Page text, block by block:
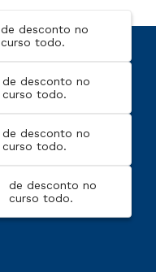
de desconto no
curso todo.
de desconto no
curso todo.
de desconto no
curso todo.
de desconto no
curso todo.